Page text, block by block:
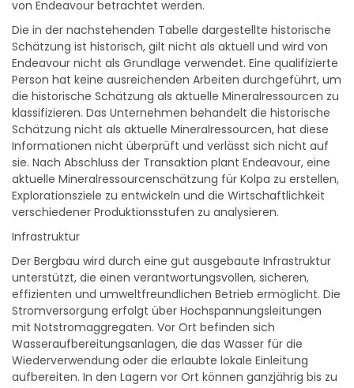
Schätzung ist historisch, gilt nicht als aktuell und wird von
Endeavour nicht als Grundlage verwendet. Eine qualifizierte
Person hat keine ausreichenden Arbeiten durchgeführt, um
die historische Schätzung als aktuelle Mineralressourcen zu
klassifizieren. Das Unternehmen behandelt die historische
Schätzung nicht als aktuelle Mineralressourcen, hat diese
Informationen nicht überprüft und verlässt sich nicht auf
sie. Nach Abschluss der Transaktion plant Endeavour, eine
aktuelle Mineralressourcenschätzung für Kolpa zu erstellen,
Explorationsziele zu entwickeln und die Wirtschaftlichkeit
verschiedener Produktionsstufen zu analysieren.
unterstützt, die einen verantwortungsvollen, sicheren,
effizienten und umweltfreundlichen Betrieb ermöglicht. Die
Stromversorgung erfolgt über Hochspannungsleitungen
mit Notstromaggregaten. Vor Ort befinden sich
Wasseraufbereitungsanlagen, die das Wasser für die
Wiederverwendung oder die erlaubte lokale Einleitung
aufbereiten. In den Lagern vor Ort können ganzjährig bis zu
1.700 Arbeiter untergebracht werden.